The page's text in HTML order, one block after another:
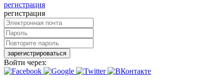
регистрация
регистрация
зарегистрироваться
Войти через: